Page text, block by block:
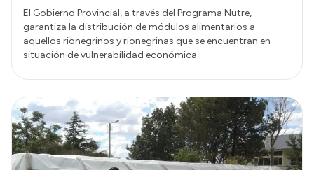
Boletín Oficial
Compras y licitaciones
Consulta de expedientes
Convocatorias
Intranet
Login
El Gobierno Provincial, a través del Programa Nutre,
garantiza la distribución de módulos alimentarios a
aquellos rionegrinos y rionegrinas que se encuentran en
situación de vulnerabilidad económica.